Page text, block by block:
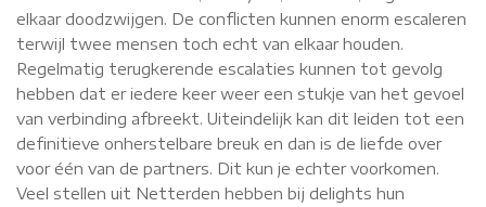
elkaar doodzwijgen. De conflicten kunnen enorm escaleren
terwijl twee mensen toch echt van elkaar houden.
Regelmatig terugkerende escalaties kunnen tot gevolg
hebben dat er iedere keer weer een stukje van het gevoel
van verbinding afbreekt. Uiteindelijk kan dit leiden tot een
definitieve onherstelbare breuk en dan is de liefde over
voor één van de partners. Dit kun je echter voorkomen.
Veel stellen uit Netterden hebben bij delights hun